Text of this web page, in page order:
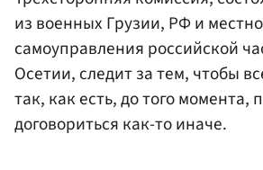
из военных Грузии, РФ и
самоуправления российской
Осетии, следит за тем, чтобы
так, как есть, до того момента,
договориться как-то иначе.